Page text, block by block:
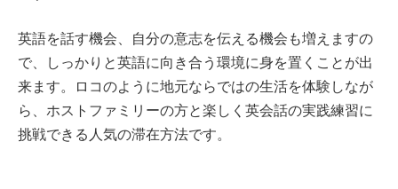
英語を話す機会、自分の意志を伝える機会も増えますの
で、しっかりと英語に向き合う環境に身を置くことが出
来ます。ロコのように地元ならではの生活を体験しなが
ら、ホストファミリーの方と楽しく英会話の実践練習に
挑戦できる人気の滞在方法です。